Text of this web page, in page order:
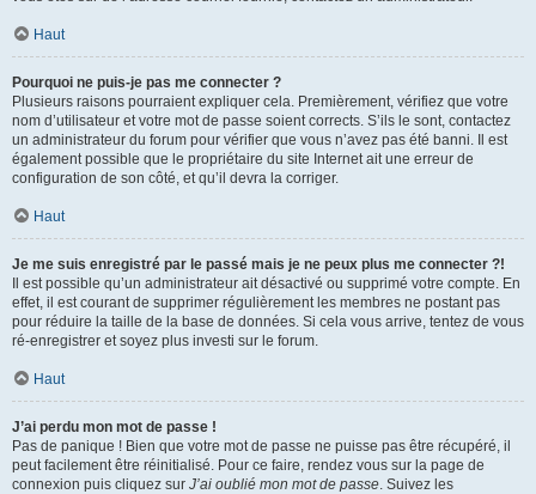
Haut
Pourquoi ne puis-je pas me connecter ?
Plusieurs raisons pourraient expliquer cela. Premièrement, vérifiez que votre
nom d’utilisateur et votre mot de passe soient corrects. S’ils le sont, contactez
un administrateur du forum pour vérifier que vous n’avez pas été banni. Il est
également possible que le propriétaire du site Internet ait une erreur de
configuration de son côté, et qu’il devra la corriger.
Haut
Je me suis enregistré par le passé mais je ne peux plus me connecter ?!
Il est possible qu’un administrateur ait désactivé ou supprimé votre compte. En
effet, il est courant de supprimer régulièrement les membres ne postant pas
pour réduire la taille de la base de données. Si cela vous arrive, tentez de vous
ré-enregistrer et soyez plus investi sur le forum.
Haut
J’ai perdu mon mot de passe !
Pas de panique ! Bien que votre mot de passe ne puisse pas être récupéré, il
peut facilement être réinitialisé. Pour ce faire, rendez vous sur la page de
connexion puis cliquez sur J’ai oublié mon mot de passe. Suivez les